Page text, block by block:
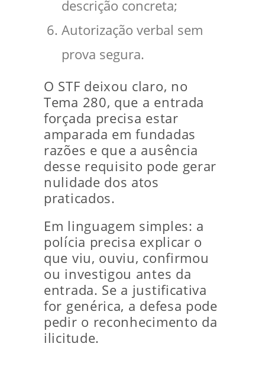
descrição concreta;
Autorização verbal sem
prova segura.
O STF deixou claro, no
Tema 280, que a entrada
forçada precisa estar
amparada em fundadas
razões e que a ausência
desse requisito pode gerar
nulidade dos atos
praticados.
Em linguagem simples: a
polícia precisa explicar o
que viu, ouviu, confirmou
ou investigou antes da
entrada. Se a justificativa
for genérica, a defesa pode
pedir o reconhecimento da
ilicitude.